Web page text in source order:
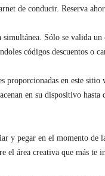
de conducir. Reserva
Sólo se valida
códigos descuentos o
proporcionadas en este
en su dispositivo
y pegar en el momento
el área creativa que más